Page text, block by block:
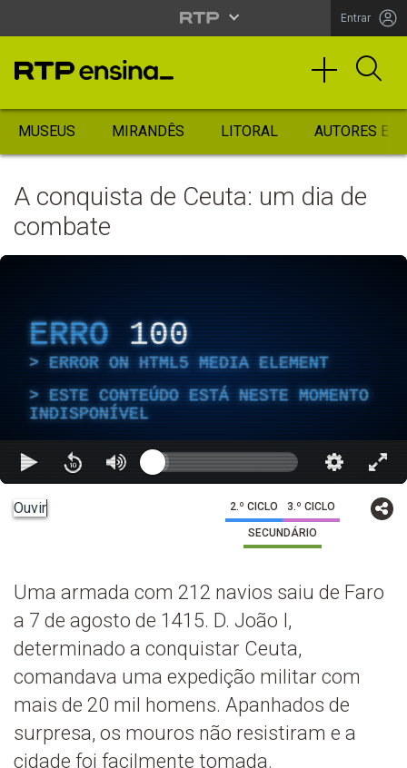
Entrar
MUSEUS MIRANDÊS LITORAL AUTORES
A conquista de Ceuta: um dia de
combate
ERRO 100
ERROR ON HTML5 MEDIA ELEMENT
ESTE CONTEÚDO ESTÁ NESTE MOMENTO
INDISPONÍVEL
Ouvir 2.º CICLO 3.º CICLO
SECUNDÁRIO
Uma armada com 212 navios saiu de Faro
a 7 de agosto de 1415. D. João I,
determinado a conquistar Ceuta,
comandava uma expedição militar com
mais de 20 mil homens. Apanhados de
surpresa, os mouros não resistiram e a
cidade foi facilmente tomada.